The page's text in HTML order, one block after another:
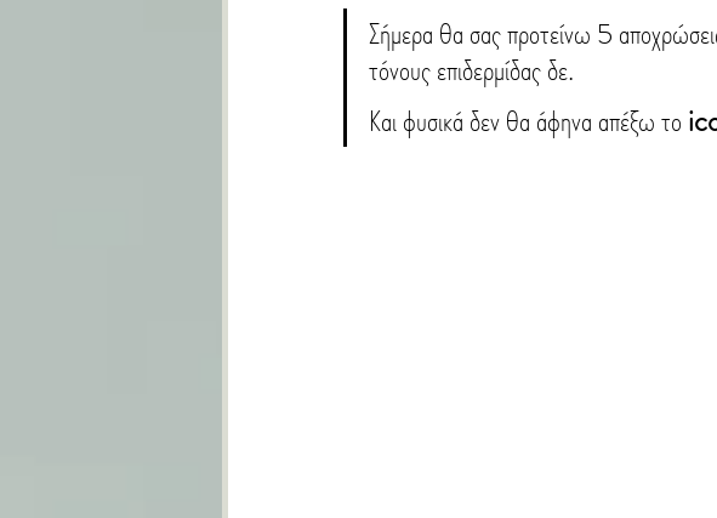
Σήμερα θα σας προτείνω 5
τόνους επιδερμίδας δε.
Και φυσικά δεν θα άφηνα απέξω το